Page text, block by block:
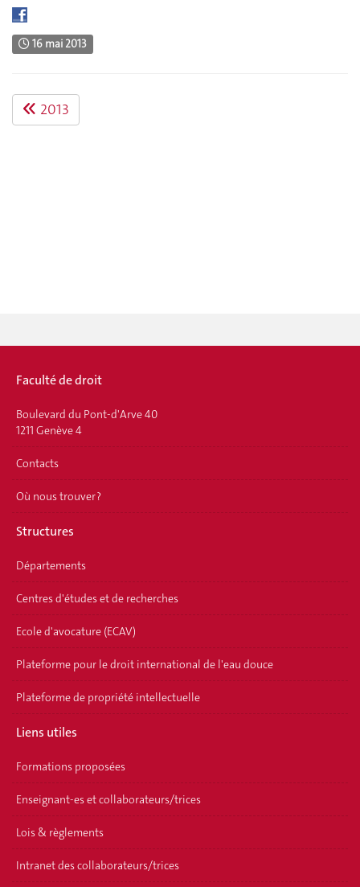
16 mai 2013
2013
Faculté de droit
Boulevard du Pont-d'Arve 40
1211 Genève 4
Contacts
Où nous trouver ?
Structures
Départements
Centres d'études et de recherches
Ecole d'avocature (ECAV)
Plateforme pour le droit international de l'eau douce
Plateforme de propriété intellectuelle
Liens utiles
Formations proposées
Enseignant-es et collaborateurs/trices
Lois & règlements
Intranet des collaborateurs/trices